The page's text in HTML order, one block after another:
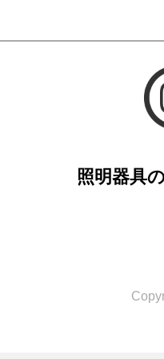
照明器具